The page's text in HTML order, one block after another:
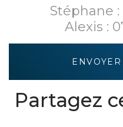
Stéphane :
Alexis :
Partagez